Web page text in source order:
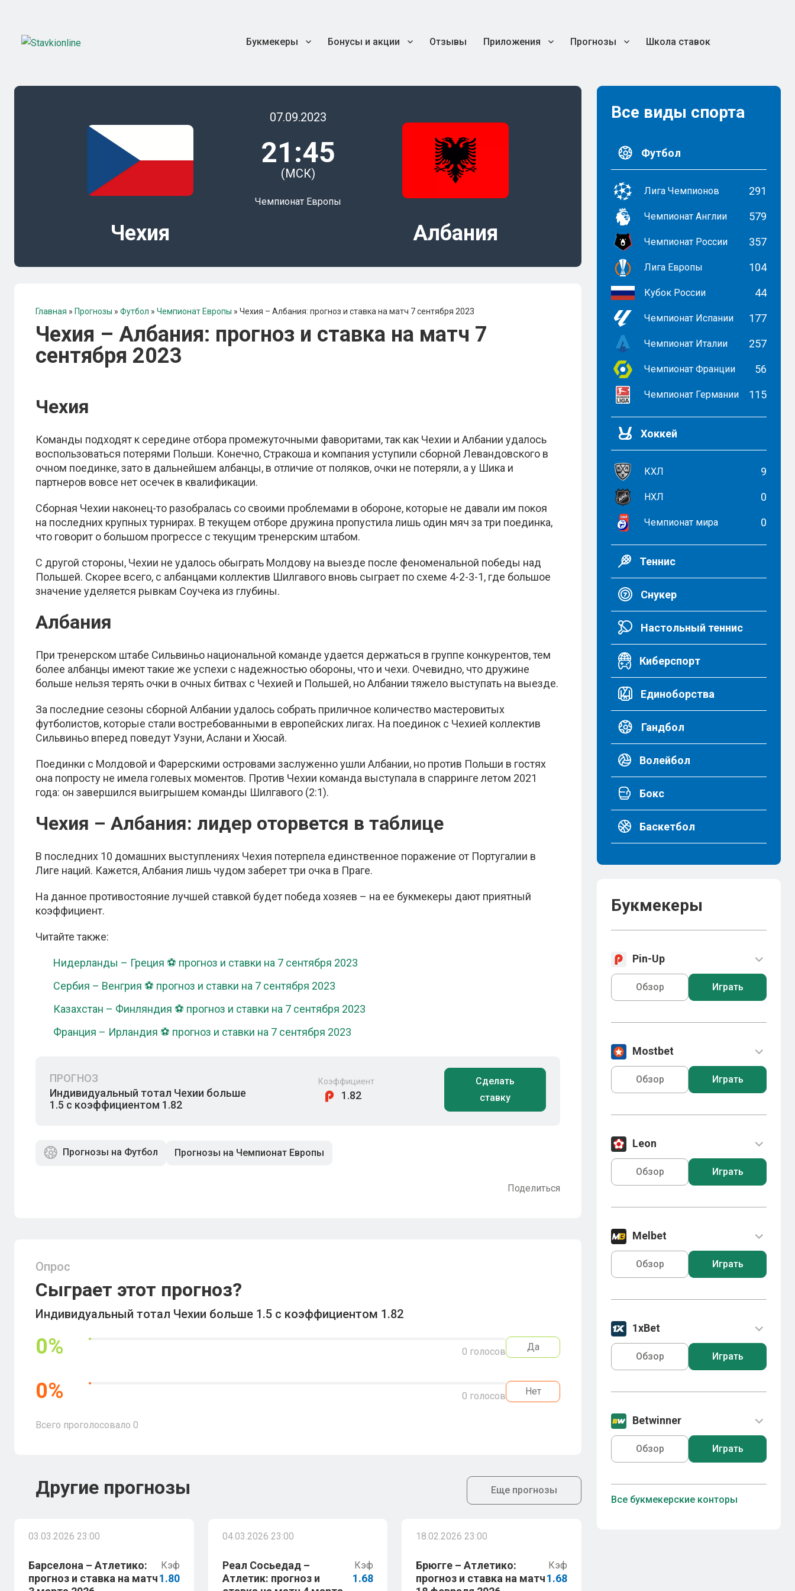
Букмекеры Бонусы и акции Отзывы Приложения Прогнозы Школа ставок
Чехия
07.09.2023
21:45
(МСК)
Чемпионат Европы
Албания
Главная » Прогнозы » Футбол » Чемпионат Европы » Чехия – Албания: прогноз и ставка на матч 7 сентября 2023
Чехия – Албания: прогноз и ставка на матч 7
сентября 2023
Чехия
Команды подходят к середине отбора промежуточными фаворитами, так как Чехии и Албании удалось
воспользоваться потерями Польши. Конечно, Стракоша и компания уступили сборной Левандовского в
очном поединке, зато в дальнейшем албанцы, в отличие от поляков, очки не потеряли, а у Шика и
партнеров вовсе нет осечек в квалификации.
Сборная Чехии наконец-то разобралась со своими проблемами в обороне, которые не давали им покоя
на последних крупных турнирах. В текущем отборе дружина пропустила лишь один мяч за три поединка,
что говорит о большом прогрессе с текущим тренерским штабом.
С другой стороны, Чехии не удалось обыграть Молдову на выезде после феноменальной победы над
Польшей. Скорее всего, с албанцами коллектив Шилгавого вновь сыграет по схеме 4-2-3-1, где большое
значение уделяется рывкам Соучека из глубины.
Албания
При тренерском штабе Сильвиньо национальной команде удается держаться в группе конкурентов, тем
более албанцы имеют такие же успехи с надежностью обороны, что и чехи. Очевидно, что дружине
больше нельзя терять очки в очных битвах с Чехией и Польшей, но Албании тяжело выступать на выезде.
За последние сезоны сборной Албании удалось собрать приличное количество мастеровитых
футболистов, которые стали востребованными в европейских лигах. На поединок с Чехией коллектив
Сильвиньо вперед поведут Узуни, Аслани и Хюсай.
Поединки с Молдовой и Фарерскими островами заслуженно ушли Албании, но против Польши в гостях
она попросту не имела голевых моментов. Против Чехии команда выступала в спарринге летом 2021
года: он завершился выигрышем команды Шилгавого (2:1).
Чехия – Албания: лидер оторвется в таблице
В последних 10 домашних выступлениях Чехия потерпела единственное поражение от Португалии в
Лиге наций. Кажется, Албания лишь чудом заберет три очка в Праге.
На данное противостояние лучшей ставкой будет победа хозяев – на ее букмекеры дают приятный
коэффициент.
Читайте также:
Нидерланды – Греция ⚽ прогноз и ставки на 7 сентября 2023
Сербия – Венгрия ⚽ прогноз и ставки на 7 сентября 2023
Казахстан – Финляндия ⚽ прогноз и ставки на 7 сентября 2023
Франция – Ирландия ⚽ прогноз и ставки на 7 сентября 2023
ПРОГНОЗ
Индивидуальный тотал Чехии больше
1.5 с коэффициентом 1.82
Коэффициент
1.82
Сделать
ставку
Прогнозы на Футбол Прогнозы на Чемпионат Европы
Поделиться
Опрос
Сыграет этот прогноз?
Индивидуальный тотал Чехии больше 1.5 с коэффициентом 1.82
0% 0 голосов Да
0% 0 голосов Нет
Всего проголосовало 0
Другие прогнозы Еще прогнозы
03.03.2026 23:00
Барселона – Атлетико:
прогноз и ставка на матч
Кэф
1.80
04.03.2026 23:00
Реал Сосьедад –
Атлетик: прогноз и
Кэф
1.68
18.02.2026 23:00
Брюгге – Атлетико:
прогноз и ставка на матч
Кэф
1.68
Все виды спорта
Футбол
Лига Чемпионов 291
Чемпионат Англии 579
Чемпионат России 357
Лига Европы 104
Кубок России 44
Чемпионат Испании 177
Чемпионат Италии 257
Чемпионат Франции 56
Чемпионат Германии 115
Хоккей
КХЛ 9
НХЛ 0
Чемпионат мира 0
Теннис
Снукер
Настольный теннис
Киберспорт
Единоборства
Гандбол
Волейбол
Бокс
Баскетбол
Букмекеры
Pin-Up
Обзор Играть
Mostbet
Обзор Играть
Leon
Обзор Играть
Melbet
Обзор Играть
1xBet
Обзор Играть
Betwinner
Обзор Играть
Все букмекерские конторы